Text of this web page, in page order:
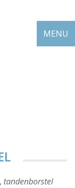
MENU
, tandenborstel